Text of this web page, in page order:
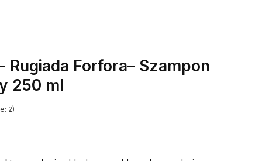
Rugiada Forfora– Szampon
250 ml
2)